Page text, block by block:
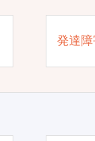
発達